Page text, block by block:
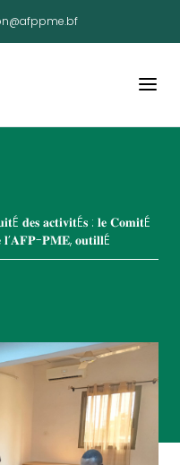
𝐝𝐞𝐬 𝐚𝐜𝐭𝐢𝐯𝐢𝐭É𝐬 : 𝐥𝐞 𝐂𝐨𝐦𝐢𝐭É
𝐥’𝐀𝐅𝐏-𝐏𝐌𝐄, 𝐨𝐮𝐭𝐢𝐥𝐥É